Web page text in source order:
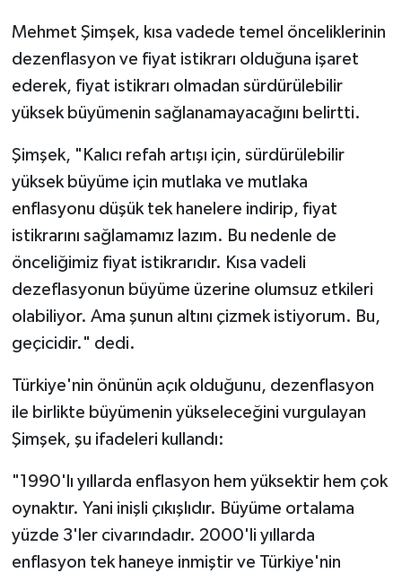
Mehmet Şimşek, kısa vadede temel önceliklerinin
dezenflasyon ve fiyat istikrarı olduğuna işaret
ederek, fiyat istikrarı olmadan sürdürülebilir
yüksek büyümenin sağlanamayacağını belirtti.
Şimşek, "Kalıcı refah artışı için, sürdürülebilir
yüksek büyüme için mutlaka ve mutlaka
enflasyonu düşük tek hanelere indirip, fiyat
istikrarını sağlamamız lazım. Bu nedenle de
önceliğimiz fiyat istikrarıdır. Kısa vadeli
dezeflasyonun büyüme üzerine olumsuz etkileri
olabiliyor. Ama şunun altını çizmek istiyorum. Bu,
geçicidir." dedi.
Türkiye'nin önünün açık olduğunu, dezenflasyon
ile birlikte büyümenin yükseleceğini vurgulayan
Şimşek, şu ifadeleri kullandı:
"1990'lı yıllarda enflasyon hem yüksektir hem çok
oynaktır. Yani inişli çıkışlıdır. Büyüme ortalama
yüzde 3'ler civarındadır. 2000'li yıllarda
enflasyon tek haneye inmiştir ve Türkiye'nin